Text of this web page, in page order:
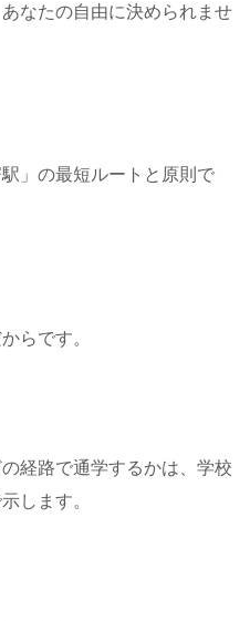
なたの自由に決められませ
」の最短ルートと原則で
らです。
経路で通学するかは、学校
します。